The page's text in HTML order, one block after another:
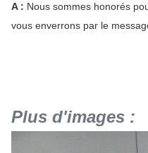
A : Nous sommes honorés
vous enverrons par le
Plus d'images :